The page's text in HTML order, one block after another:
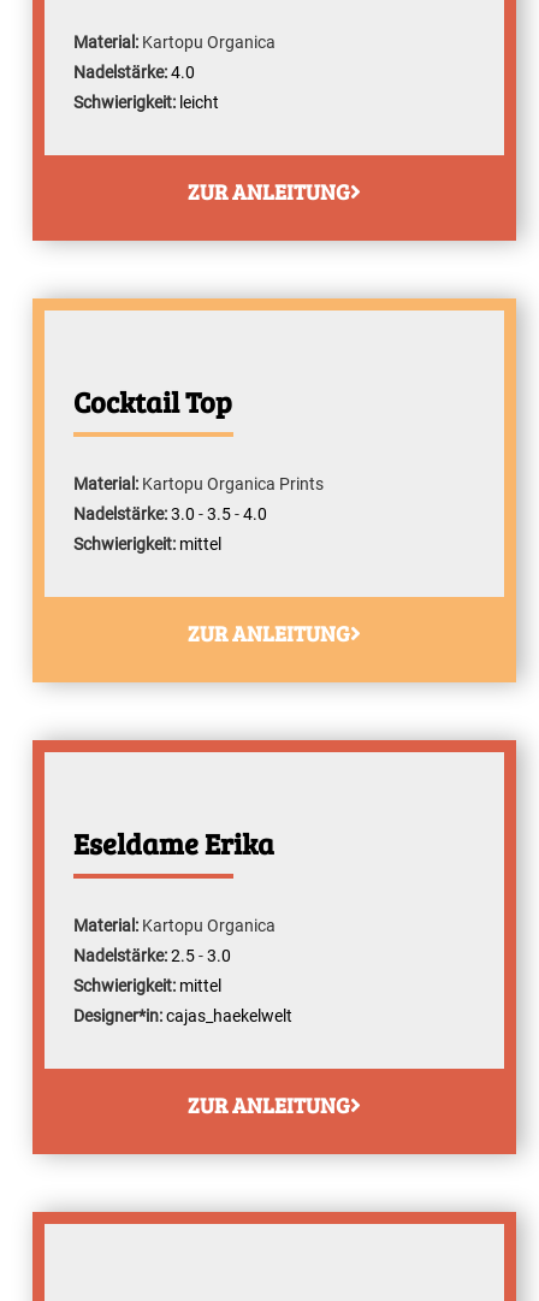
Material: Kartopu Organica
Nadelstärke:4.0
Schwierigkeit: leicht
ZUR ANLEITUNG
Cocktail Top
Material: Kartopu Organica Prints
Nadelstärke:3.0 -3.5-4.0
Schwierigkeit: mittel
ZUR ANLEITUNG
Eseldame Erika
Material: Kartopu Organica
Nadelstärke:2.5-3.0
Schwierigkeit: mittel
Designer*in:cajas_haekelwelt
ZUR ANLEITUNG